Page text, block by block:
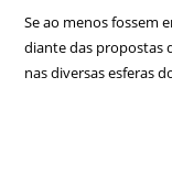
Se ao menos fossem
diante das propostas
nas diversas esferas